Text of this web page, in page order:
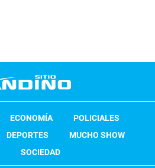
ECONOMÍA
POLICIALES
DEPORTES
MUCHO SHOW
SOCIEDAD